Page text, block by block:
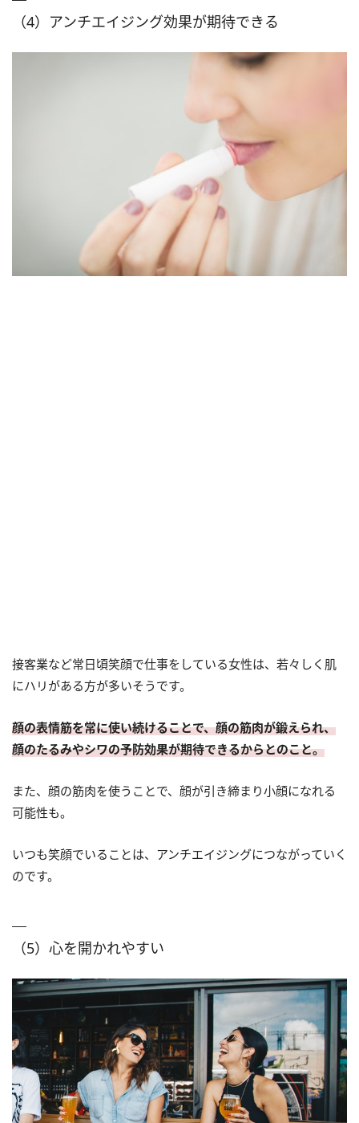
（4）アンチエイジング効果が期待できる
接客業など常日頃笑顔で仕事をしている女性は、若々しく肌
にハリがある方が多いそうです。
顔の表情筋を常に使い続けることで、顔の筋肉が鍛えられ、
顔のたるみやシワの予防効果が期待できるからとのこと。
また、顔の筋肉を使うことで、顔が引き締まり小顔になれる
可能性も。
いつも笑顔でいることは、アンチエイジングにつながっていく
のです。
（5）心を開かれやすい